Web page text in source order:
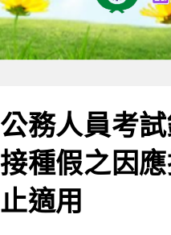
公務人員考
接種假之因
止適用